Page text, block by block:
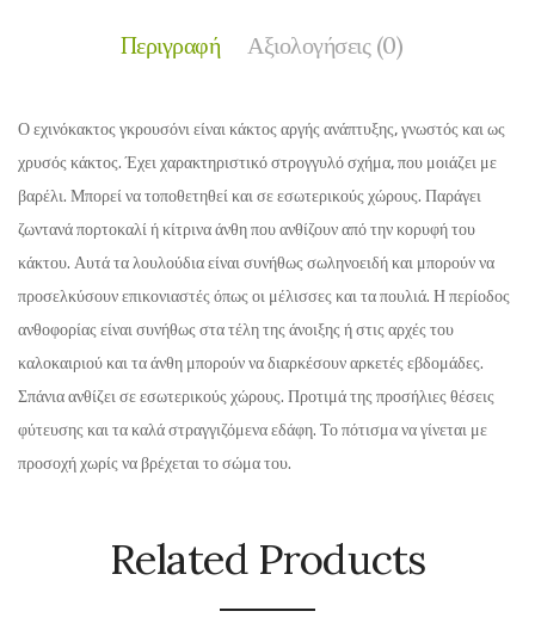
Περιγραφή Αξιολογήσεις (0)
Ο εχινόκακτος γκρουσόνι είναι κάκτος αργής ανάπτυξης, γνωστός και ως
χρυσός κάκτος. Έχει χαρακτηριστικό στρογγυλό σχήμα, που μοιάζει με
βαρέλι. Μπορεί να τοποθετηθεί και σε εσωτερικούς χώρους. Παράγει
ζωντανά πορτοκαλί ή κίτρινα άνθη που ανθίζουν από την κορυφή του
κάκτου. Αυτά τα λουλούδια είναι συνήθως σωληνοειδή και μπορούν να
προσελκύσουν επικονιαστές όπως οι μέλισσες και τα πουλιά. Η περίοδος
ανθοφορίας είναι συνήθως στα τέλη της άνοιξης ή στις αρχές του
καλοκαιριού και τα άνθη μπορούν να διαρκέσουν αρκετές εβδομάδες.
Σπάνια ανθίζει σε εσωτερικούς χώρους. Προτιμά της προσήλιες θέσεις
φύτευσης και τα καλά στραγγιζόμενα εδάφη. Το πότισμα να γίνεται με
προσοχή χωρίς να βρέχεται το σώμα του.
Related Products